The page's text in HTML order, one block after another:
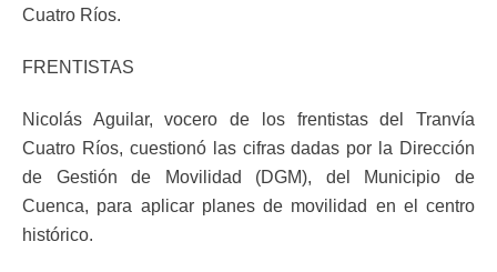
Cuatro Ríos.
FRENTISTAS
Nicolás Aguilar, vocero de los frentistas del Tranvía
Cuatro Ríos, cuestionó las cifras dadas por la Dirección
de Gestión de Movilidad (DGM), del Municipio de
Cuenca, para aplicar planes de movilidad en el centro
histórico.